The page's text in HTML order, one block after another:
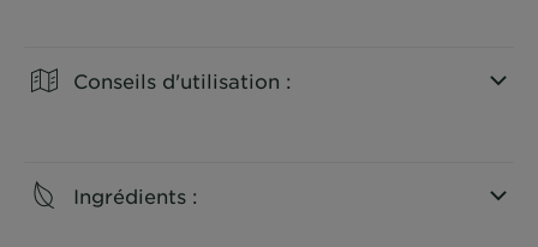
Conseils d'utilisation :
Ingrédients :